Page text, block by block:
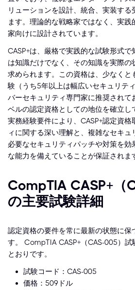
リューションを設計、統合、実装する
ます。理論的な戦略家ではなく、実践
家向けに設計されています。
CASP+は、厳格で実践的な試験形式
は知識だけでなく、その知識を実際の
求められます。この資格は、少なくと
験（うち5年以上は幅広いセキュリテ
バーセキュリティ専門家に推奨されて
ベルの認定資格としての地位を確立し
実務経験要件により、CASP+認定資
ィに関する深い理解と、複雑なセキュ
必要なセキュリティパッチや対策を効
な能力を備えていることが保証されま
CompTIA CASP+（
の主要試験詳細
認定資格の要件を常に最新の状態に保
す。 CompTIA CASP+（CAS-005）
とおりです。
試験コード：CAS-005
価格：509ドル